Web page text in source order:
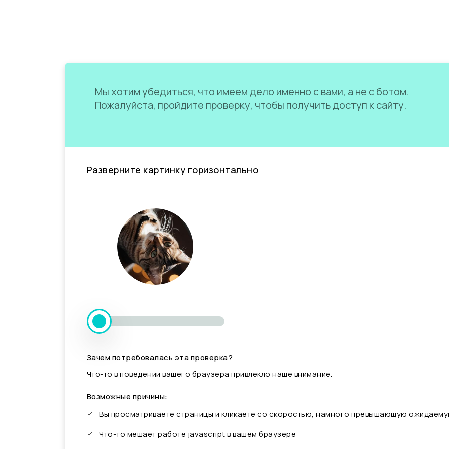
Мы хотим убедиться, что имеем дело именно с вами, а не с ботом.
Пожалуйста, пройдите проверку, чтобы получить доступ к сайту.
Разверните картинку горизонтально
Зачем потребовалась эта проверка?
Что-то в поведении вашего браузера привлекло наше внимание.
Возможные причины:
Вы просматриваете страницы и кликаете со скоростью, намного превышающую
Что-то мешает работе javascript в вашем браузере